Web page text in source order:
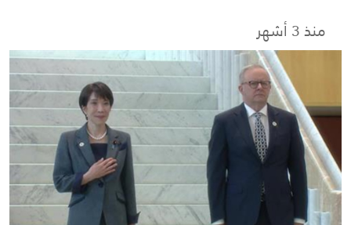
منذ 3 أشهر